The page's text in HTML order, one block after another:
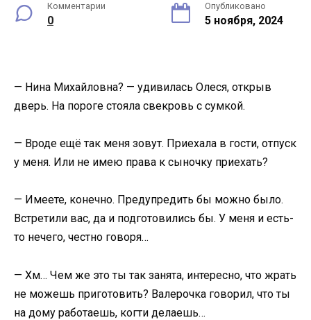
Комментарии
0
Опубликовано
5 ноября, 2024
— Нина Михайловна? — удивилась Олеся, открыв
дверь. На пороге стояла свекровь с сумкой.
— Вроде ещё так меня зовут. Приехала в гости, отпуск
у меня. Или не имею права к сыночку приехать?
— Имеете, конечно. Предупредить бы можно было.
Встретили вас, да и подготовились бы. У меня и есть-
то нечего, честно говоря…
— Хм… Чем же это ты так занята, интересно, что жрать
не можешь приготовить? Валерочка говорил, что ты
на дому работаешь, когти делаешь…